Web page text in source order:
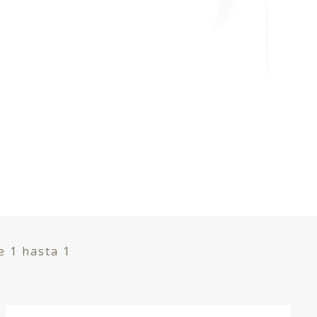
1 hasta 1